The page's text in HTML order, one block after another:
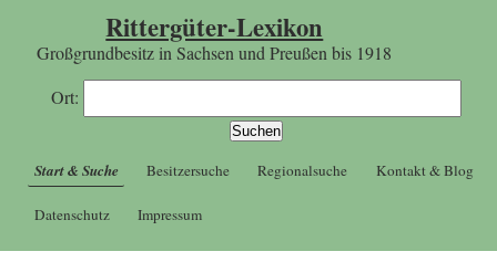
Rittergüter-Lexikon
Großgrundbesitz in Sachsen und Preußen bis 1918
Ort:
Start & Suche Besitzersuche Regionalsuche Kontakt & Blog
Datenschutz Impressum